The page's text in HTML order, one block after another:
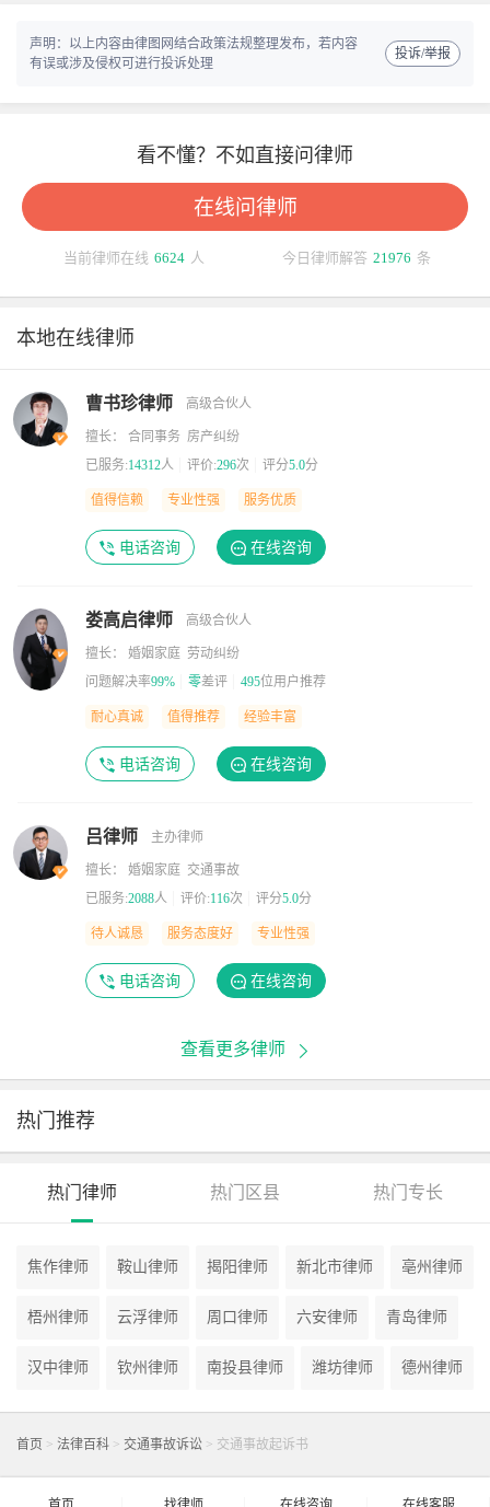
投诉/举报
声明：以上内容由律图网结合政策法规整理发布，若内容
有误或涉及侵权可进行投诉处理
看不懂？不如直接问律师
在线问律师
当前律师在线 6624 人 今日律师解答 21976 条
本地在线律师
曹书珍律师 高级合伙人
擅长： 合同事务 房产纠纷
已服务:14312人 评价:296次 评分5.0分
值得信赖 专业性强 服务优质
电话咨询 在线咨询
娄高启律师 高级合伙人
擅长： 婚姻家庭 劳动纠纷
问题解决率99% 零差评 495位用户推荐
耐心真诚 值得推荐 经验丰富
电话咨询 在线咨询
吕律师 主办律师
擅长： 婚姻家庭 交通事故
已服务:2088人 评价:116次 评分5.0分
待人诚恳 服务态度好 专业性强
电话咨询 在线咨询
查看更多律师
热门推荐
热门律师 热门区县 热门专长
焦作律师 鞍山律师 揭阳律师 新北市律师 亳州律师
梧州律师 云浮律师 周口律师 六安律师 青岛律师
汉中律师 钦州律师 南投县律师 潍坊律师 德州律师
首页 > 法律百科 > 交通事故诉讼 > 交通事故起诉书